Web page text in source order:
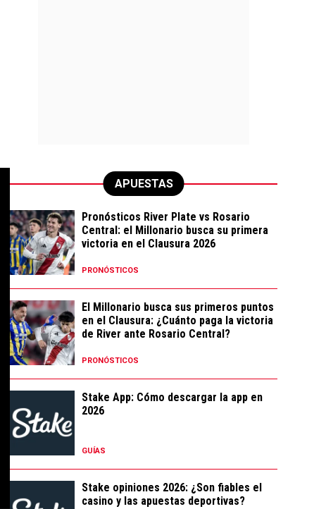
APUESTAS
Pronósticos River Plate vs Rosario
Central: el Millonario busca su primera
victoria en el Clausura 2026
PRONÓSTICOS
El Millonario busca sus primeros puntos
en el Clausura: ¿Cuánto paga la victoria
de River ante Rosario Central?
PRONÓSTICOS
Stake App: Cómo descargar la app en
2026
GUÍAS
Stake opiniones 2026: ¿Son fiables el
casino y las apuestas deportivas?